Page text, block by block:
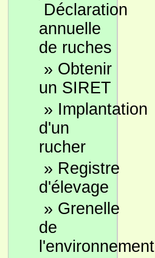
Déclaration
annuelle
de ruches
» Obtenir
un SIRET
» Implantation
d'un
rucher
» Registre
d'élevage
» Grenelle
de
l'environnement